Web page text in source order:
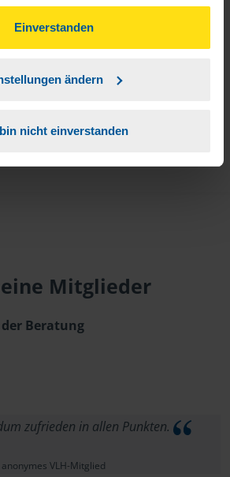
Sie auf Einverstanden klicken,
von Cookies, gemäß
zustimmen.
Einverstanden
ändern
nicht einverstanden
dass meine Daten zur
habe ich zur
Mitglieder
Beratung
zufrieden in allen Punkten.
anonymes VLH-Mitglied